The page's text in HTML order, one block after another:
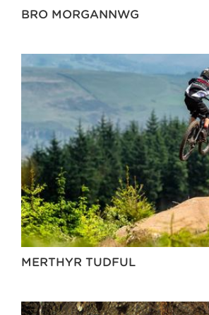
BRO MORGANNWG
MERTHYR TUDFUL